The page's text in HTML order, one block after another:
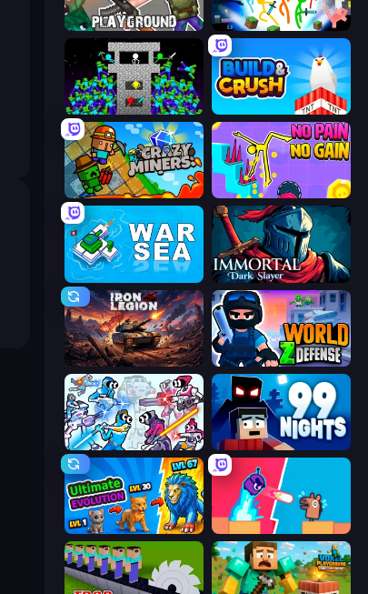
Playground Stickman Epic
Stick Epic Fighter Build and Crush
Crazy Miners No Pain No Gain - Ragdoll Sandbox
War Sea Immortal: Dark Slayer
Iron Legion World Z Defense - Zombie Defense
Space Wars Battleground 99 Nights (Bloxd.io)
Ultimate Evolution Boom Slingers ReBoom